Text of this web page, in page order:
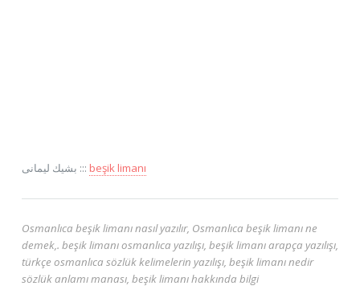
بشيك ليمانی ::: beşik limanı
Osmanlıca beşik limanı nasıl yazılır, Osmanlıca beşik limanı ne
demek,. beşik limanı osmanlıca yazılışı, beşik limanı arapça yazılışı,
türkçe osmanlıca sözlük kelimelerin yazılışı, beşik limanı nedir
sözlük anlamı manası, beşik limanı hakkında bilgi